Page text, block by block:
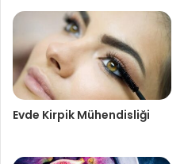
Evde Kirpik Mühendisliği